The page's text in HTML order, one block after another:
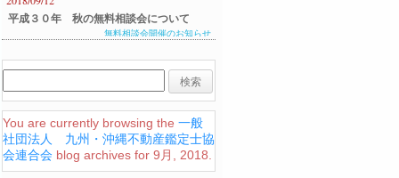
平成３０年 秋の無料相談会について
無料相談会開催のお知らせ
You are currently browsing the 一般
社団法人 九州・沖縄不動産鑑定士協
会連合会 blog archives for 9月, 2018.